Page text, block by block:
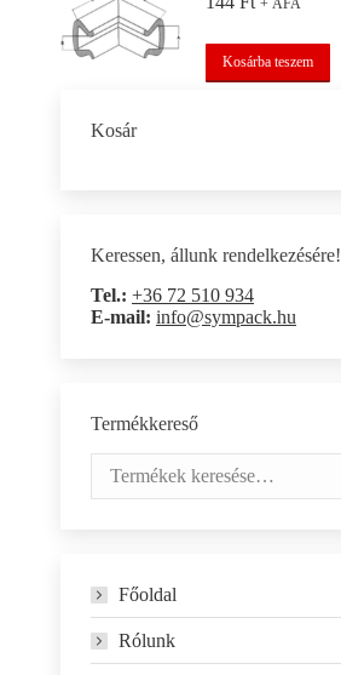
+ ÁFA
Kosárba teszem
Kosár
Keressen, állunk rendelkezésére!
Tel.: +36 72 510 934
E-mail: info@sympack.hu
Termékkereső
Főoldal
Rólunk